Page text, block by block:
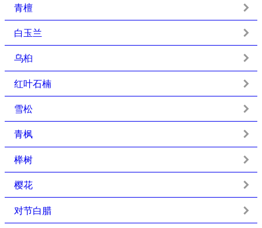
青檀
白玉兰
乌桕
红叶石楠
雪松
青枫
榉树
樱花
对节白腊